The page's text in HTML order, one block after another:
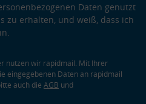
Daten genutzt
zu erhalten, und weiß, dass ich
nutzen wir rapidmail. Mit Ihrer
eingegebenen Daten an rapidmail
auch die AGB und